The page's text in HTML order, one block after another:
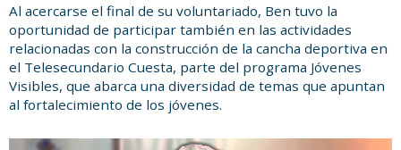
Al acercarse el final de su voluntariado, Ben tuvo la
oportunidad de participar también en las actividades
relacionadas con la construcción de la cancha deportiva en
el Telesecundario Cuesta, parte del programa Jóvenes
Visibles, que abarca una diversidad de temas que apuntan
al fortalecimiento de los jóvenes.